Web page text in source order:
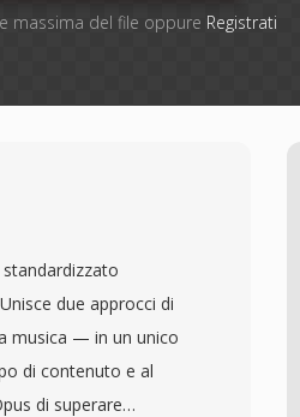
massima del file oppure Registrati
due approcci di
musica — in un unico
di contenuto e al
di superare